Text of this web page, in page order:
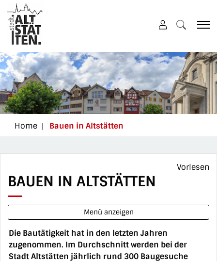
zur Startseite
Direkt zur Hauptnavigation
Direkt zum Inhalt
Direkt zur Suche
Direkt zum Stichwortverzeichnis
Altstätten
Home Bauen in Altstätten
Vorlesen
BAUEN IN ALTSTÄTTEN
Menü anzeigen
Die Bautätigkeit hat in den letzten Jahren
zugenommen. Im Durchschnitt werden bei der
Stadt Altstätten jährlich rund 300 Baugesuche